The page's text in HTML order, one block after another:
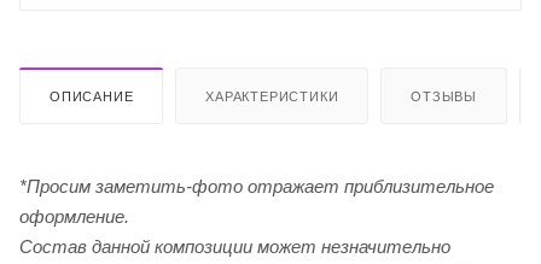
ОПИСАНИЕ ХАРАКТЕРИСТИКИ ОТЗЫВЫ
*Просим заметить-фото отражает приблизительное
оформление.
Cостав данной композиции может незначительно